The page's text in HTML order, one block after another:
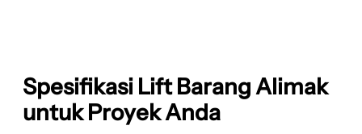
Spesifikasi Lift Barang Alimak
untuk Proyek Anda